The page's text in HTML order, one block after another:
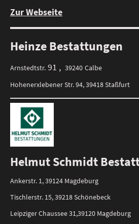
Zur Webseite
Heinze Bestattungen
Arnstedtstr. 91 , 39240 Calbe
Hohenerxlebener Str. 94, 39418 Staßfurt
Helmut Schmidt
Ankerstr. 1, 39124 Magdeburg
Tischlerstr. 15, 39218 Schönebeck
Leipziger Chaussee 31,39120 Magdeburg